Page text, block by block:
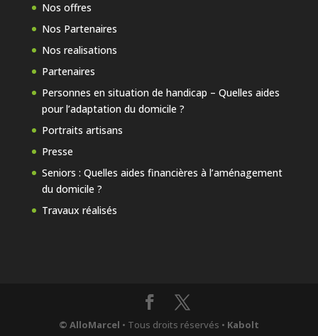
Nos offres
Nos Partenaires
Nos realisations
Partenaires
Personnes en situation de handicap – Quelles aides
pour l’adaptation du domicile ?
Portraits artisans
Presse
Seniors : Quelles aides financières à l’aménagement
du domicile ?
Travaux réalisés
© AlloMarcel • Tous droits réservés • Kabolt